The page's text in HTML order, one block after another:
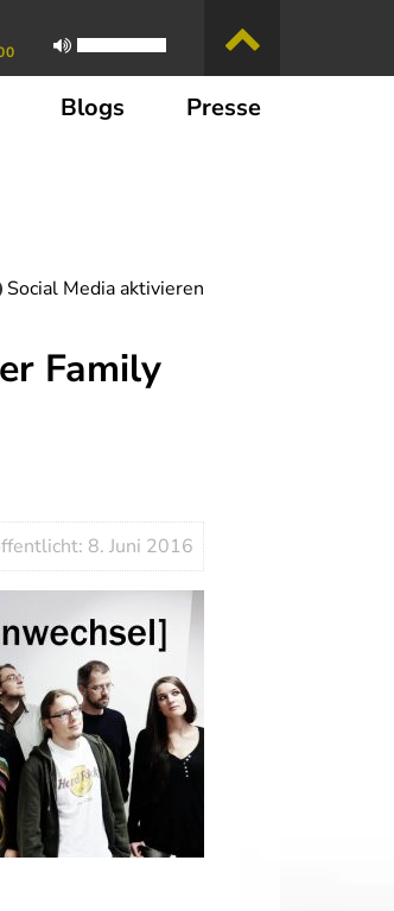
Blogs Presse
Social Mediaaktivieren
Family
8. Juni 2016